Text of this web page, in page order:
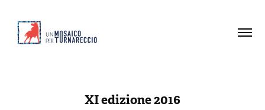
XI edizione 2016